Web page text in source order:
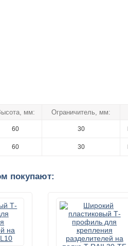
мм: Ограничитель, мм:
60 30
60 30
покупают: